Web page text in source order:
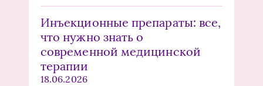
Инъекционные препараты: все,
что нужно знать о
современной медицинской
терапии
18.06.2026